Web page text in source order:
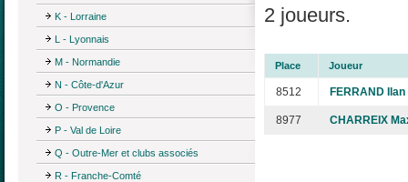
K - Lorraine
L - Lyonnais
M - Normandie
N - Côte-d'Azur
O - Provence
P - Val de Loire
Q - Outre-Mer et clubs associés
R - Franche-Comté
2 joueurs.
Place Joueur
8512 FERRAND Ilan
8977 CHARREIX